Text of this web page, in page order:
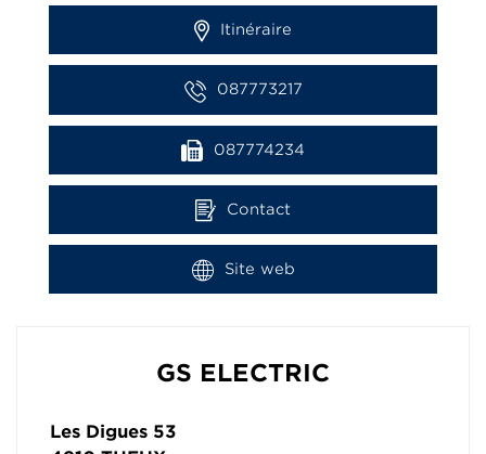
Itinéraire
087773217
087774234
Contact
Site web
GS ELECTRIC
Les Digues 53